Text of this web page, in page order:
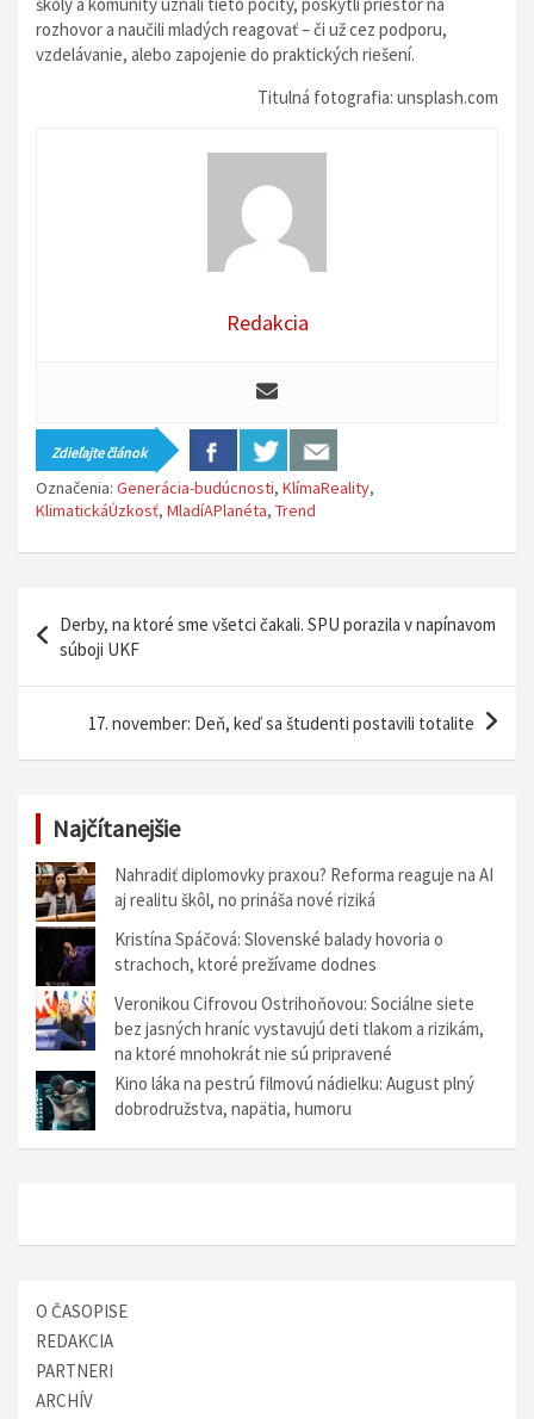
rozhovor a naučili mladých reagovať – či už cez podporu,
vzdelávanie, alebo zapojenie do praktických riešení.
Titulná fotografia: unsplash.com
Redakcia
Zdieľajte článok
Označenia: Generácia-budúcnosti, KlímaReality,
KlimatickáÚzkosť, MladíAPlanéta, Trend
v
g
k
Derby, na ktoré sme všetci čakali. SPU porazila v napínavom
súboji UKF
17. november: Deň, keď sa študenti postavili totalite
Najčítanejšie
Nahradiť diplomovky praxou? Reforma reaguje na AI
aj realitu škôl, no prináša nové riziká
Kristína Spáčová: Slovenské balady hovoria o
strachoch, ktoré prežívame dodnes
Veronikou Cifrovou Ostrihoňovou: Sociálne siete
bez jasných hraníc vystavujú deti tlakom a rizikám,
na ktoré mnohokrát nie sú pripravené
Kino láka na pestrú filmovú nádielku: August plný
dobrodružstva, napätia, humoru
O ČASOPISE
REDAKCIA
PARTNERI
ARCHÍV